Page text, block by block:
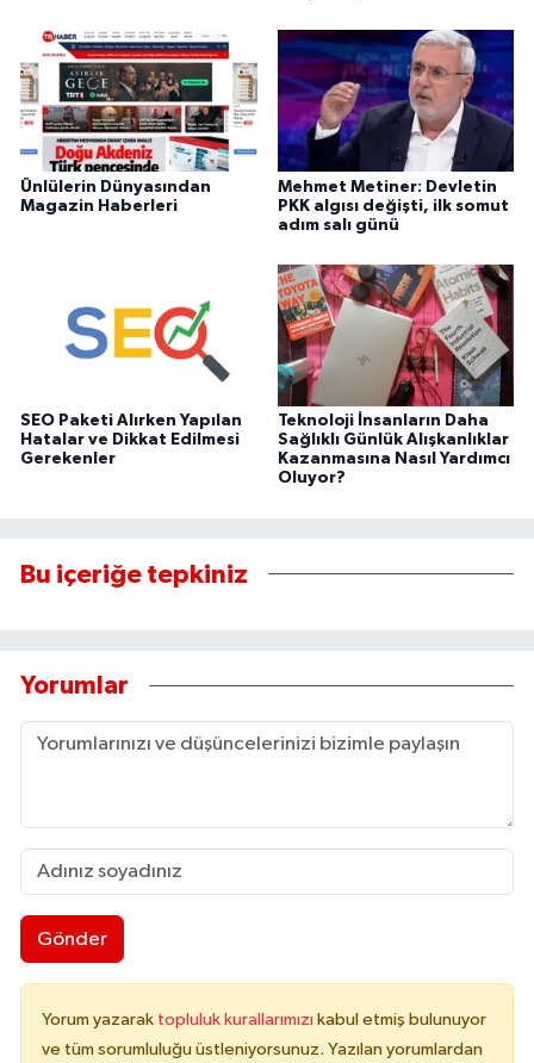
Ünlülerin Dünyasından
Magazin Haberleri
Mehmet Metiner: Devletin
PKK algısı değişti, ilk somut
adım salı günü
SEO Paketi Alırken Yapılan
Hatalar ve Dikkat Edilmesi
Gerekenler
Teknoloji İnsanların Daha
Sağlıklı Günlük Alışkanlıklar
Kazanmasına Nasıl Yardımcı
Oluyor?
Bu içeriğe tepkiniz
Yorumlar
Gönder
Yorum yazarak topluluk kurallarımızı kabul etmiş bulunuyor
ve tüm sorumluluğu üstleniyorsunuz. Yazılan yorumlardan